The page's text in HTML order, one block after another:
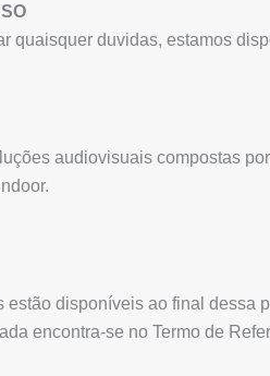
quaisquer duvidas, estamos
audiovisuais compostas
estão disponíveis ao final dessa
encontra-se no Termo de